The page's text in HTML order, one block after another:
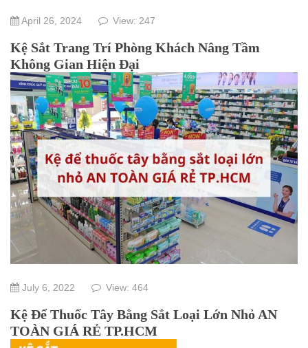
April 26, 2024 View: 247
Kệ Sắt Trang Trí Phòng Khách Nâng Tầm
Không Gian Hiện Đại
July 6, 2022 View: 464
Kệ Để Thuốc Tây Bằng Sắt Loại Lớn Nhỏ AN
TOÀN GIÁ RẺ TP.HCM